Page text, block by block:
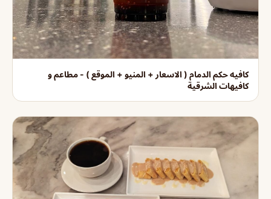
كافيه حكم الدمام ( الاسعار + المنيو + الموقع ) - مطاعم و
كافيهات الشرقية